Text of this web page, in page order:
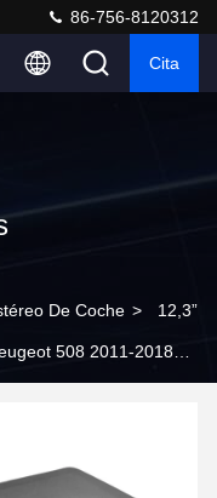
86-756-8120312
Cita
De Coche > 12,3”
508 2011-2018